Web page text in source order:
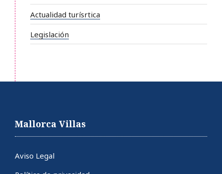
Actualidad turísrtica
Legislación
Mallorca Villas
Aviso Legal